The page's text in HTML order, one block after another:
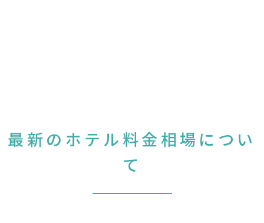
最新のホテル料金相場につい
て